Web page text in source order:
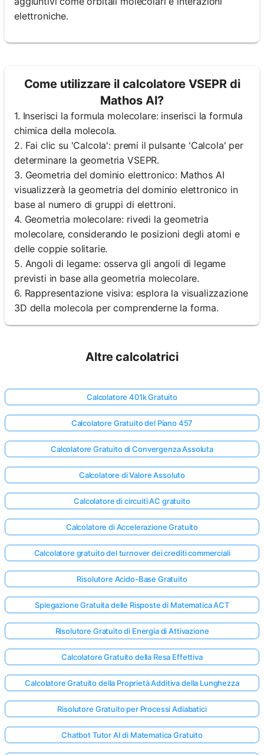
elettroniche.
Come utilizzare il calcolatore VSEPR di
Mathos AI?
1. Inserisci la formula molecolare: inserisci la formula
chimica della molecola.
2. Fai clic su 'Calcola': premi il pulsante 'Calcola' per
determinare la geometria VSEPR.
3. Geometria del dominio elettronico: Mathos AI
visualizzerà la geometria del dominio elettronico in
base al numero di gruppi di elettroni.
4. Geometria molecolare: rivedi la geometria
molecolare, considerando le posizioni degli atomi e
delle coppie solitarie.
5. Angoli di legame: osserva gli angoli di legame
previsti in base alla geometria molecolare.
6. Rappresentazione visiva: esplora la visualizzazione
3D della molecola per comprenderne la forma.
Altre calcolatrici
Calcolatore 401k Gratuito
Calcolatore Gratuito del Piano 457
Calcolatore Gratuito di Convergenza Assoluta
Calcolatore di Valore Assoluto
Calcolatore di circuiti AC gratuito
Calcolatore di Accelerazione Gratuito
Calcolatore gratuito del turnover dei crediti commerciali
Risolutore Acido-Base Gratuito
Spiegazione Gratuita delle Risposte di Matematica ACT
Risolutore Gratuito di Energia di Attivazione
Calcolatore Gratuito della Resa Effettiva
Calcolatore Gratuito della Proprietà Additiva della Lunghezza
Risolutore Gratuito per Processi Adiabatici
Chatbot Tutor AI di Matematica Gratuito